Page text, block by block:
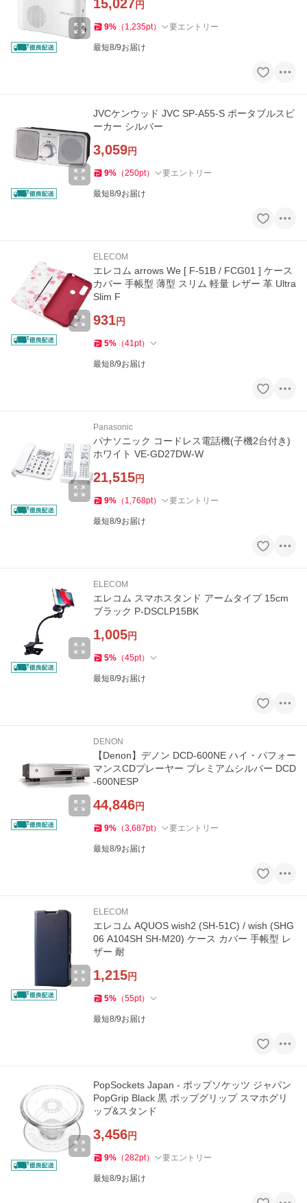
15,027 円
9% （ 1,235pt） 要エントリー
最短8/9お届け
JVCケンウッド JVC SP-A55-S ポータブルスピ
ーカー シルバー
3,059円
9% （250pt） 要エントリー
最短8/9お届け
ELECOM
エレコム arrows We [ F-51B / FCG01 ] ケース
カバー 手帳型 薄型 スリム 軽量 レザー 革 Ultra
Slim F
931円
5% （41pt）
最短8/9お届け
Panasonic
パナソニック コードレス電話機(子機2台付き)
ホワイト VE-GD27DW-W
21,515円
9% （ 1,768pt） 要エントリー
最短8/9お届け
ELECOM
エレコム スマホスタンド アームタイプ 15cm
ブラック P-DSCLP15BK
1,005円
5% （45pt）
最短8/9お届け
DENON
【Denon】デノン DCD-600NE ハイ・パフォー
マンスCDプレーヤー プレミアムシルバー DCD
-600NESP
44,846円
9% （3,687pt） 要エントリー
最短8/9お届け
ELECOM
エレコム AQUOS wish2 (SH-51C) / wish (SHG
06 A104SH SH-M20) ケース カバー 手帳型 レ
ザー 耐
1,215円
5% （55pt）
最短8/9お届け
PopSockets Japan - ポップソケッツ ジャパン
PopGrip Black 黒 ポップグリップ スマホグリ
ップ&スタンド
3,456円
9% （282pt） 要エントリー
最短8/9お届け